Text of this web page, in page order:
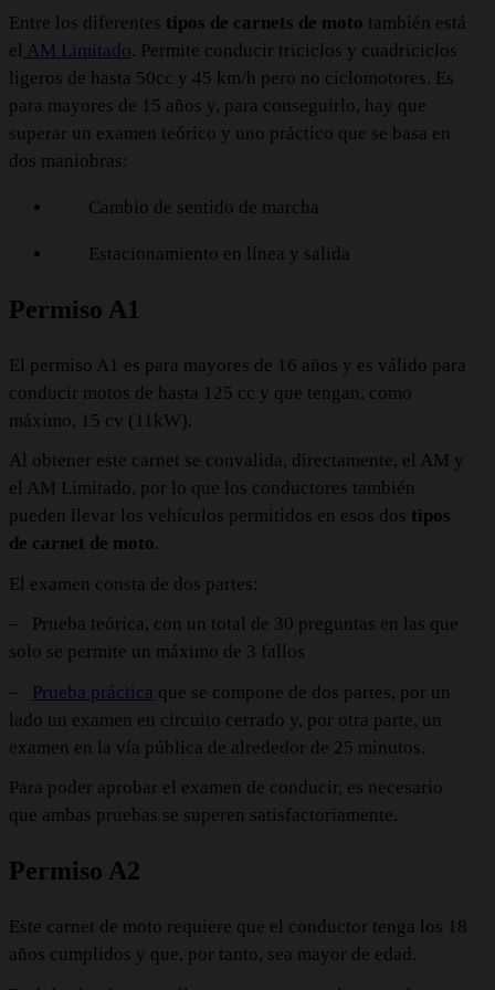
Entre los diferentes tipos de carnets de moto también está
el AM Limitado. Permite conducir triciclos y cuadriciclos
ligeros de hasta 50cc y 45 km/h pero no ciclomotores. Es
para mayores de 15 años y, para conseguirlo, hay que
superar un examen teórico y uno práctico que se basa en
dos maniobras:
Cambio de sentido de marcha
Estacionamiento en línea y salida
Permiso A1
El permiso A1 es para mayores de 16 años y es válido para
conducir motos de hasta 125 cc y que tengan, como
máximo, 15 cv (11kW).
Al obtener este carnet se convalida, directamente, el AM y
el AM Limitado, por lo que los conductores también
pueden llevar los vehículos permitidos en esos dos tipos
de carnet de moto.
El examen consta de dos partes:
–
Prueba teórica, con un total de 30 preguntas en las que
solo se permite un máximo de 3 fallos
–
Prueba práctica que se compone de dos partes, por un
lado un examen en circuito cerrado y, por otra parte, un
examen en la vía pública de alrededor de 25 minutos.
Para poder aprobar el examen de conducir, es necesario
que ambas pruebas se superen satisfactoriamente.
Permiso A2
Este carnet de moto requiere que el conductor tenga los 18
años cumplidos y que, por tanto, sea mayor de edad.